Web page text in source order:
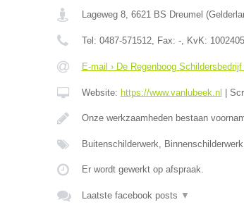
Lageweg 8, 6621 BS Dreumel (
Tel: 0487-571512, Fax: -, KvK:
E-mail › De Regenboog
Website: https://www.vanlubeek.nl
Onze werkzaamheden bestaan
Buitenschilderwerk,
Er wordt gewerkt op afspraak.
Laatste facebook posts ▼